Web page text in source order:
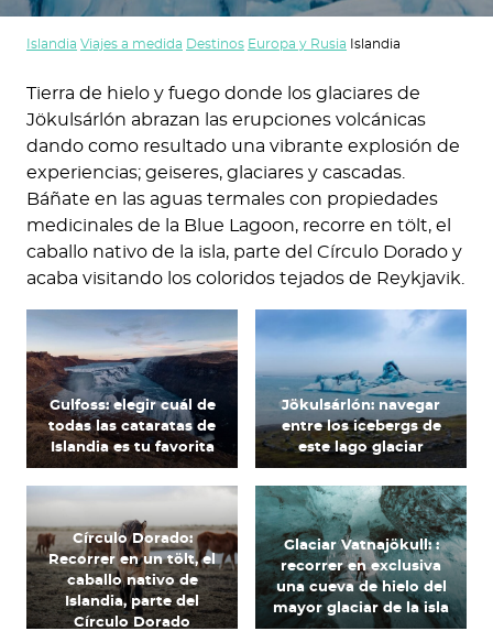
Islandia Viajes a medida Destinos Europa y Rusia Islandia
Tierra de hielo y fuego donde los glaciares de
Jökulsárlón abrazan las erupciones volcánicas
dando como resultado una vibrante explosión de
experiencias; geiseres, glaciares y cascadas.
Báñate en las aguas termales con propiedades
medicinales de la Blue Lagoon, recorre en tölt, el
caballo nativo de la isla, parte del Círculo Dorado y
acaba visitando los coloridos tejados de Reykjavik.
Gulfoss: elegir cuál de
todas las cataratas de
Islandia es tu favorita
Jökulsárlón: navegar
entre los icebergs de
este lago glaciar
Círculo Dorado:
Recorrer en un tölt, el
caballo nativo de
Islandia, parte del
Círculo Dorado
Glaciar Vatnajökull: :
recorrer en exclusiva
una cueva de hielo del
mayor glaciar de la isla